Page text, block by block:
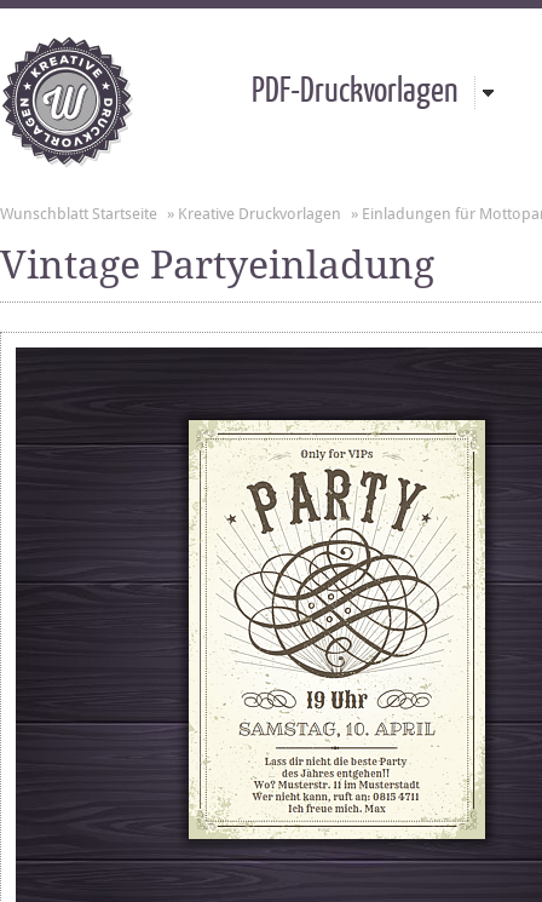
PDF-Druckvorlagen
Wunschblatt Startseite » Kreative Druckvorlagen » Einladungen für
Vintage Partyeinladung